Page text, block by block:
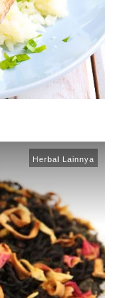
Herbal Lainnya